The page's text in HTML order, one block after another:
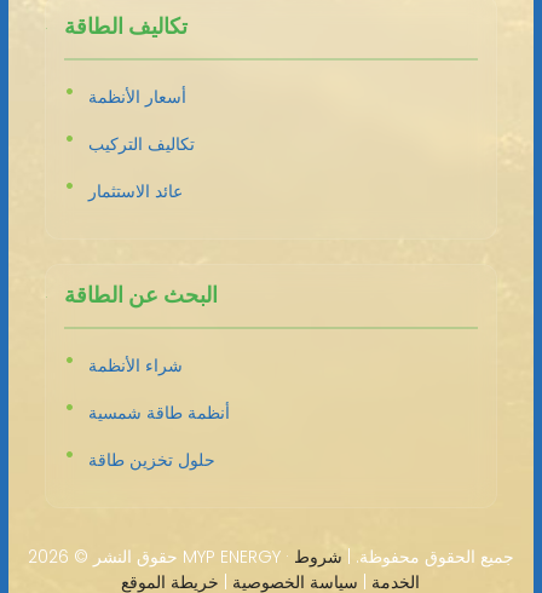
تكاليف الطاقة
أسعار الأنظمة
تكاليف التركيب
عائد الاستثمار
البحث عن الطاقة
شراء الأنظمة
أنظمة طاقة شمسية
حلول تخزين طاقة
حقوق النشر © 2026 MYP ENERGY · جميع الحقوق محفوظة. | شروط
الخدمة | سياسة الخصوصية | خريطة الموقع